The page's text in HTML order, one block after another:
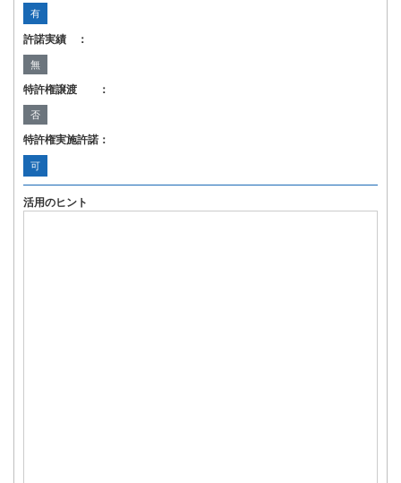
有
許諾実績 ：
無
特許権譲渡 ：
否
特許権実施許諾：
可
活用のヒント